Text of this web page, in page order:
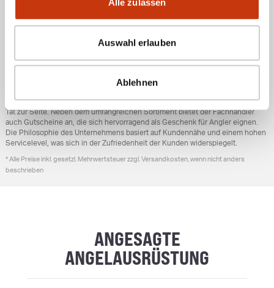
Alle zulassen
Auswahl erlauben
Ablehnen
den Besuch des Fachhändlers. Die zentrale Lage ermöglicht es Anglern,
schnell und unkompliziert die benötigten Utensilien für ihren Angelausflug zu
besorgen.
ALLGEMEINE UNTERNEHMENSINFORMATIONEN
öffnete am 25. Oktober 2003 seine Tore und hat
legt großen Wert auf fachkundige Beratung und steht den Kunden mit Rat und
Tat zur Seite. Neben dem umfangreichen Sortiment bietet der Fachhändler
auch Gutscheine an, die sich hervorragend als Geschenk für Angler eignen.
Die Philosophie des Unternehmens basiert auf Kundennähe und einem hohen
Servicelevel, was sich in der Zufriedenheit der Kunden widerspiegelt.
* Alle Preise inkl. gesetzl. Mehrwertsteuer zzgl. Versandkosten, wenn nicht anders
beschrieben
ANGESAGTE
ANGELAUSRÜSTUNG